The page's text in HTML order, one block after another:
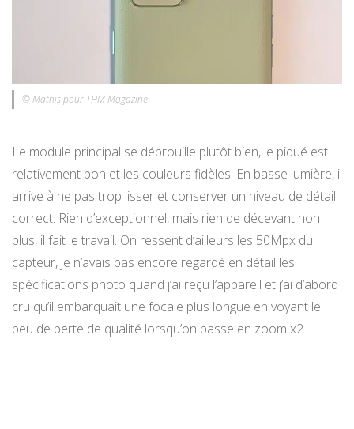
© Mathis pour THM Magazine
Le module principal se débrouille plutôt bien, le piqué est
relativement bon et les couleurs fidèles. En basse lumière, il
arrive à ne pas trop lisser et conserver un niveau de détail
correct. Rien d’exceptionnel, mais rien de décevant non
plus, il fait le travail. On ressent d’ailleurs les 50Mpx du
capteur, je n’avais pas encore regardé en détail les
spécifications photo quand j’ai reçu l’appareil et j’ai d’abord
cru qu’il embarquait une focale plus longue en voyant le
peu de perte de qualité lorsqu’on passe en zoom x2.